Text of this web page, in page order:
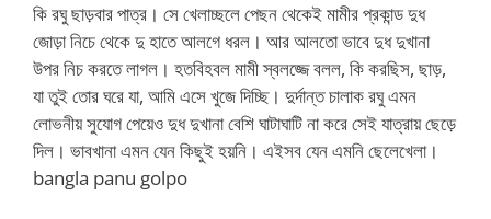
কি রঘু ছাড়বার পাত্র। সে খেলাচ্ছলে পেছন থেকেই মামীর প্রকান্ড দুধ
জোড়া নিচে থেকে দু হাতে আলগে ধরল। আর আলতো ভাবে দুধ দুখানা
উপর নিচ করতে লাগল। হতবিহবল মামী স্বলজ্জে বলল, কি করছিস, ছাড়,
যা তুই তোর ঘরে যা, আমি এসে খুজে দিচ্ছি। দুর্দান্ত চালাক রঘু এমন
লোভনীয় সুযোগ পেয়েও দুধ দুখানা বেশি ঘাটাঘাটি না করে সেই যাত্রায় ছেড়ে
দিল। ভাবখানা এমন যেন কিছুই হয়নি। এইসব যেন এমনি ছেলেখেলা।
bangla panu golpo